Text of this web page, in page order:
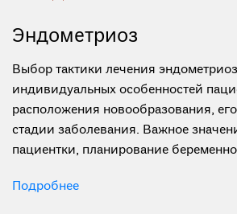
Эндометриоз
Выбор тактики лечения
индивидуальных особенностей
расположения новообразования, его
пациентки, планирование